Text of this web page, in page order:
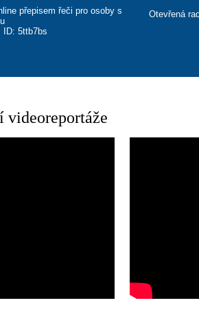
přepisem řeči pro osoby s
ID: 5ttb7bs
Otevřená
videoreportáže